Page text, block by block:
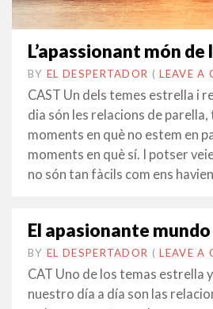
L’apassionant món de
BY EL DESPERTADOR ON
23
FEBRER
•(LEAVE A
CAST Un dels temes estrella i
dia són les relacions de parella,
moments en què no estem en
moments en què sí. I potser
no són tan fàcils com ens
El apasionante
BY EL DESPERTADOR ON
24
SETEMBRE
•(LEAVE A
CAT Uno de los temas estrella
nuestro día a día son las